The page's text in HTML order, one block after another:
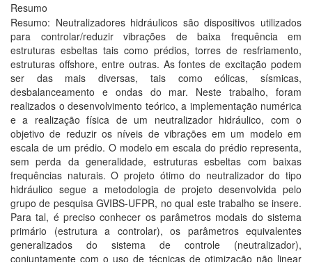
Resumo
Resumo: Neutralizadores hidráulicos são dispositivos utilizados
para controlar/reduzir vibrações de baixa frequência em
estruturas esbeltas tais como prédios, torres de resfriamento,
estruturas offshore, entre outras. As fontes de excitação podem
ser das mais diversas, tais como eólicas, sísmicas,
desbalanceamento e ondas do mar. Neste trabalho, foram
realizados o desenvolvimento teórico, a implementação numérica
e a realização física de um neutralizador hidráulico, com o
objetivo de reduzir os níveis de vibrações em um modelo em
escala de um prédio. O modelo em escala do prédio representa,
sem perda da generalidade, estruturas esbeltas com baixas
frequências naturais. O projeto ótimo do neutralizador do tipo
hidráulico segue a metodologia de projeto desenvolvida pelo
grupo de pesquisa GVIBS-UFPR, no qual este trabalho se insere.
Para tal, é preciso conhecer os parâmetros modais do sistema
primário (estrutura a controlar), os parâmetros equivalentes
generalizados do sistema de controle (neutralizador),
conjuntamente com o uso de técnicas de otimização não linear